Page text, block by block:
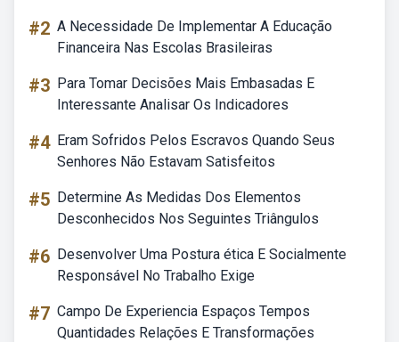
#2 A Necessidade De Implementar A Educação
Financeira Nas Escolas Brasileiras
#3 Para Tomar Decisões Mais Embasadas E
Interessante Analisar Os Indicadores
#4 Eram Sofridos Pelos Escravos Quando Seus
Senhores Não Estavam Satisfeitos
#5 Determine As Medidas Dos Elementos
Desconhecidos Nos Seguintes Triângulos
#6 Desenvolver Uma Postura ética E Socialmente
Responsável No Trabalho Exige
#7 Campo De Experiencia Espaços Tempos
Quantidades Relações E Transformações